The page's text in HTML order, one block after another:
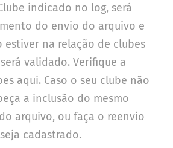
indicado no log, será
do envio do arquivo e
estiver na relação de clubes
validado. Verifique a
aqui. Caso o seu clube não
a inclusão do mesmo
arquivo, ou faça o reenvio
cadastrado.